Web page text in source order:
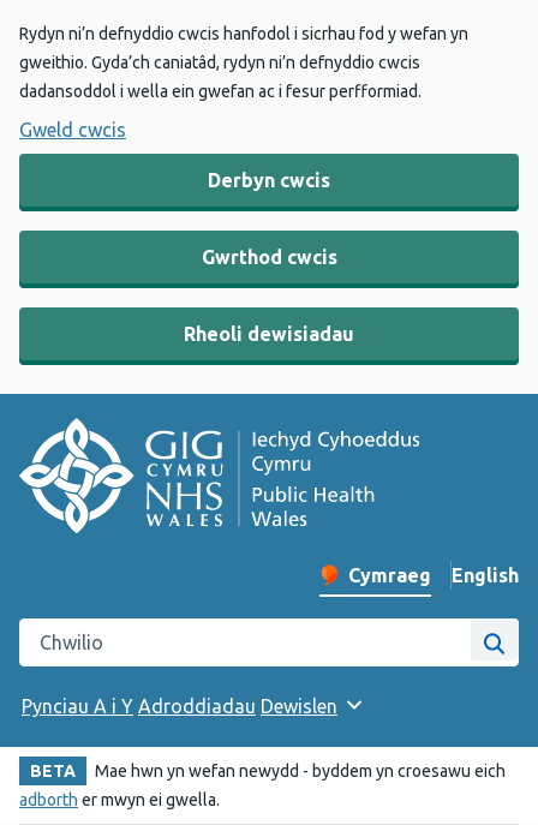
Rydyn ni’n defnyddio cwcis hanfodol i sicrhau fod y wefan yn
gweithio. Gyda’ch caniatâd, rydyn ni’n defnyddio cwcis
dadansoddol i wella ein gwefan ac i fesur perfformiad.
Gweld cwcis
Derbyn cwcis
Gwrthod cwcis
Rheoli dewisiadau
Newid iaith y wefan
Cymraeg English
–
Chwilio gwefan Iechyd Cyhoeddus Cymru
Pynciau A i Y Adroddiadau Dewislen
BETA
Mae hwn yn wefan newydd - byddem yn croesawu eich
adborth er mwyn ei gwella.